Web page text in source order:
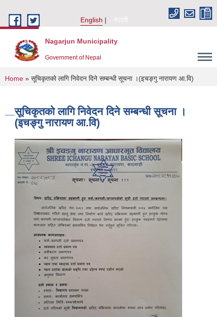
English
नेपाली
Nagarjun Municipality
Government of Nepal
You are here
Home » सूचिकृतको लागि निवेदन दिने सम्बन्धी सूचना ।(इचङ्गु नारायण आ.वि)
सूचिकृतको लागि निवेदन दिने सम्बन्धी सूचना ।
(इचङ्गु नारायण आ.वि)